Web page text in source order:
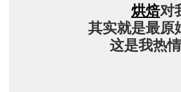
烘焙对
其实就是最原
这是我热